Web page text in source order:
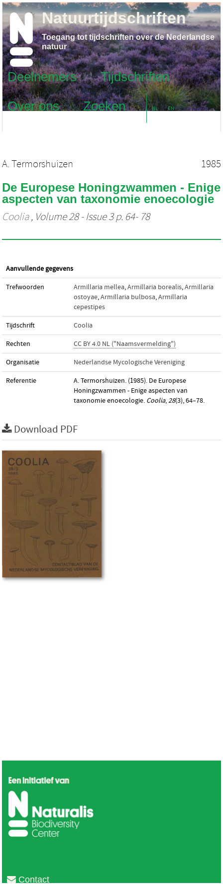
Deelnemers
Tijdschriften
Over ons
Zoeken NL EN
Natuurtijdschriften
Toegang tot tijdschriften over de Nederlandse
natuur
A. Termorshuizen 1985
De Europese Honingzwammen - Enige
aspecten van taxonomie enoecologie
Coolia, Volume 28 - Issue 3 p. 64- 78
Aanvullende gegevens
Trefwoorden Armillaria mellea,Armillaria borealis,Armillaria
ostoyae,Armillaria bulbosa,Armillaria
cepestipes
Tijdschrift Coolia
Rechten CC BY 4.0 NL ("Naamsvermelding")
Organisatie Nederlandse Mycologische Vereniging
Referentie
A. Termorshuizen. (1985). De Europese
Honingzwammen - Enige aspecten van
taxonomie enoecologie. Coolia,28(3), 64–78.
Download PDF
Contact